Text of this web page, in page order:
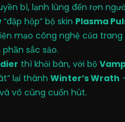
bí, lạnh lùng đến rợn
“đập hộp” bộ skin Plasma
mạo công nghệ của trang
sắc sảo.
thì khỏi bàn, với bộ
lại thành Winter’s Wrath
vô cùng cuốn hút.